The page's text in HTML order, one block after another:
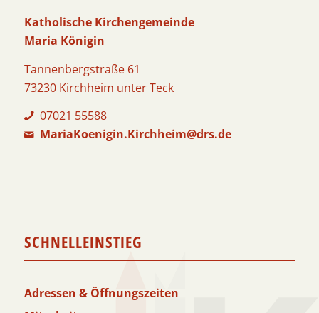
Katholische Kirchengemeinde
Maria Königin
Tannenbergstraße 61
73230 Kirchheim unter Teck
07021 55588
MariaKoenigin.Kirchheim@drs.de
SCHNELLEINSTIEG
Adressen & Öffnungszeiten